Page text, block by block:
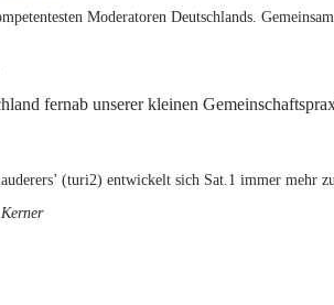
Moderatoren Deutschlands.
fernab unserer kleinen
(turi2) entwickelt sich Sat.1 immer mehr